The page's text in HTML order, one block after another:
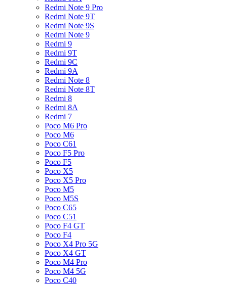
Redmi Note 9 Pro
Redmi Note 9T
Redmi Note 9S
Redmi Note 9
Redmi 9
Redmi 9T
Redmi 9C
Redmi 9A
Redmi Note 8
Redmi Note 8T
Redmi 8
Redmi 8A
Redmi 7
Poco M6 Pro
Poco M6
Poco C61
Poco F5 Pro
Poco F5
Poco X5
Poco X5 Pro
Poco M5
Poco M5S
Poco C65
Poco C51
Poco F4 GT
Poco F4
Poco X4 Pro 5G
Poco X4 GT
Poco M4 Pro
Poco M4 5G
Poco C40